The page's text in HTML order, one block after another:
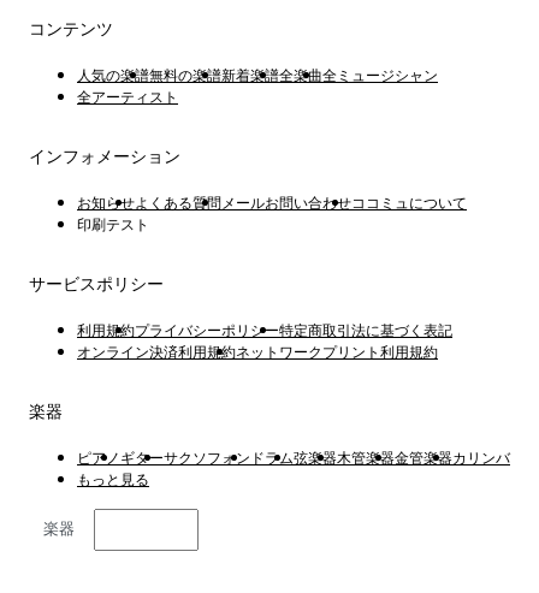
コンテンツ
人気の楽譜無料の楽譜新着楽譜全楽曲全ミュージシャン
全アーティスト
インフォメーション
お知らせよくある質問 メールお問い合わせココミュについて
印刷テスト
サービスポリシー
利用規約プライバシーポリシー特定商取引法に基づく表記
オンライン決済利用規約ネットワークプリント利用規約
楽器
ピアノ ギターサクソフォン ドラム弦楽器木管楽器金管楽器カリンバ
もっと見る
楽器